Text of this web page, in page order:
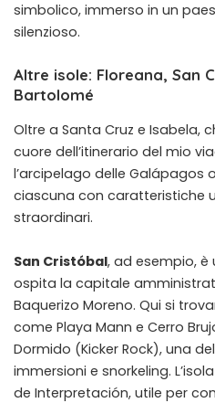
simbolico, immerso in un
silenzioso.
Altre isole: Floreana, San
Bartolomé
Oltre a Santa Cruz e Isabela,
cuore dell’itinerario del mio
l’arcipelago delle Galápagos
ciascuna con caratteristiche
straordinari.
San Cristóbal, ad esempio, è
ospita la capitale
Baquerizo Moreno. Qui si
come Playa Mann e Cerro
Dormido (Kicker Rock), una
immersioni e snorkeling.
de Interpretación, utile per